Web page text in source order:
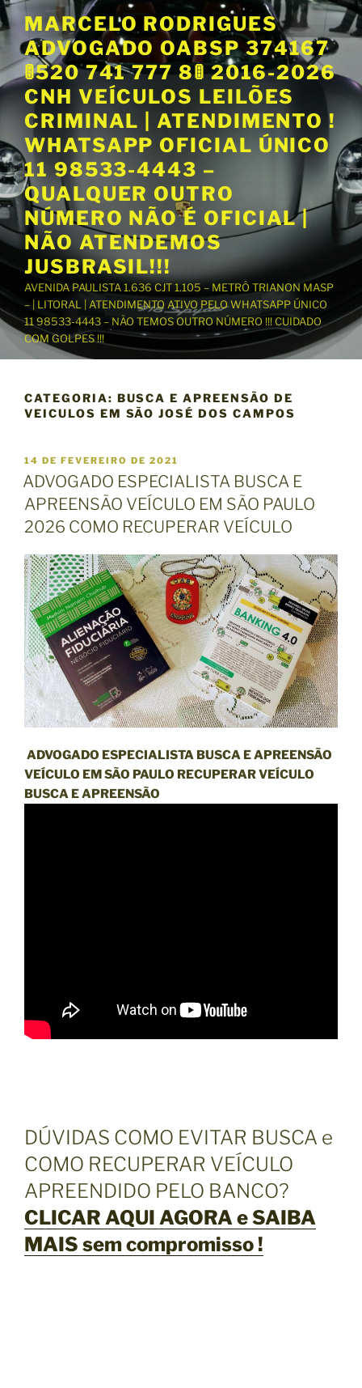
P
u
a
r
r
a
o
c
o
n
t
ú
d
MARCELO RODRIGUES
ADVOGADO OABSP 374167
🚦520 741 777 8🚦 2016-2026
CNH VEÍCULOS LEILÕES
CRIMINAL | ATENDIMENTO !
WHATSAPP OFICIAL ÚNICO
11 98533-4443 –
QUALQUER OUTRO
NÚMERO NÃO É OFICIAL |
NÃO ATENDEMOS
JUSBRASIL!!!
AVENIDA PAULISTA 1.636 CJT 1.105 – METRÔ TRIANON MASP
– | LITORAL | ATENDIMENTO ATIVO PELO WHATSAPP ÚNICO
11 98533-4443 – NÃO TEMOS OUTRO NÚMERO !!! CUIDADO
COM GOLPES !!!
CATEGORIA: BUSCA E APREENSÃO DE
VEICULOS EM SÃO JOSÉ DOS CAMPOS
P
U
B
L
I
C
D
O
E
M
14 DE FEVEREIRO DE 2021
ADVOGADO ESPECIALISTA BUSCA E
APREENSÃO VEÍCULO EM SÃO PAULO
2026 COMO RECUPERAR VEÍCULO
ADVOGADO ESPECIALISTA BUSCA E APREENSÃO
VEÍCULO EM SÃO PAULO RECUPERAR VEÍCULO
BUSCA E APREENSÃO
DÚVIDAS COMO EVITAR BUSCA e
COMO RECUPERAR VEÍCULO
APREENDIDO PELO BANCO?
CLICAR AQUI AGORA e SAIBA
MAIS sem compromisso !